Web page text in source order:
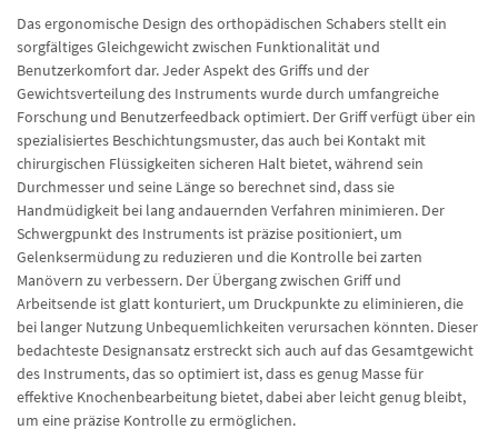
Das ergonomische Design des orthopädischen Schabers stellt ein
sorgfältiges Gleichgewicht zwischen Funktionalität und
Benutzerkomfort dar. Jeder Aspekt des Griffs und der
Gewichtsverteilung des Instruments wurde durch umfangreiche
Forschung und Benutzerfeedback optimiert. Der Griff verfügt über ein
spezialisiertes Beschichtungsmuster, das auch bei Kontakt mit
chirurgischen Flüssigkeiten sicheren Halt bietet, während sein
Durchmesser und seine Länge so berechnet sind, dass sie
Handmüdigkeit bei lang andauernden Verfahren minimieren. Der
Schwergpunkt des Instruments ist präzise positioniert, um
Gelenksermüdung zu reduzieren und die Kontrolle bei zarten
Manövern zu verbessern. Der Übergang zwischen Griff und
Arbeitsende ist glatt konturiert, um Druckpunkte zu eliminieren, die
bei langer Nutzung Unbequemlichkeiten verursachen könnten. Dieser
bedachteste Designansatz erstreckt sich auch auf das Gesamtgewicht
des Instruments, das so optimiert ist, dass es genug Masse für
effektive Knochenbearbeitung bietet, dabei aber leicht genug bleibt,
um eine präzise Kontrolle zu ermöglichen.